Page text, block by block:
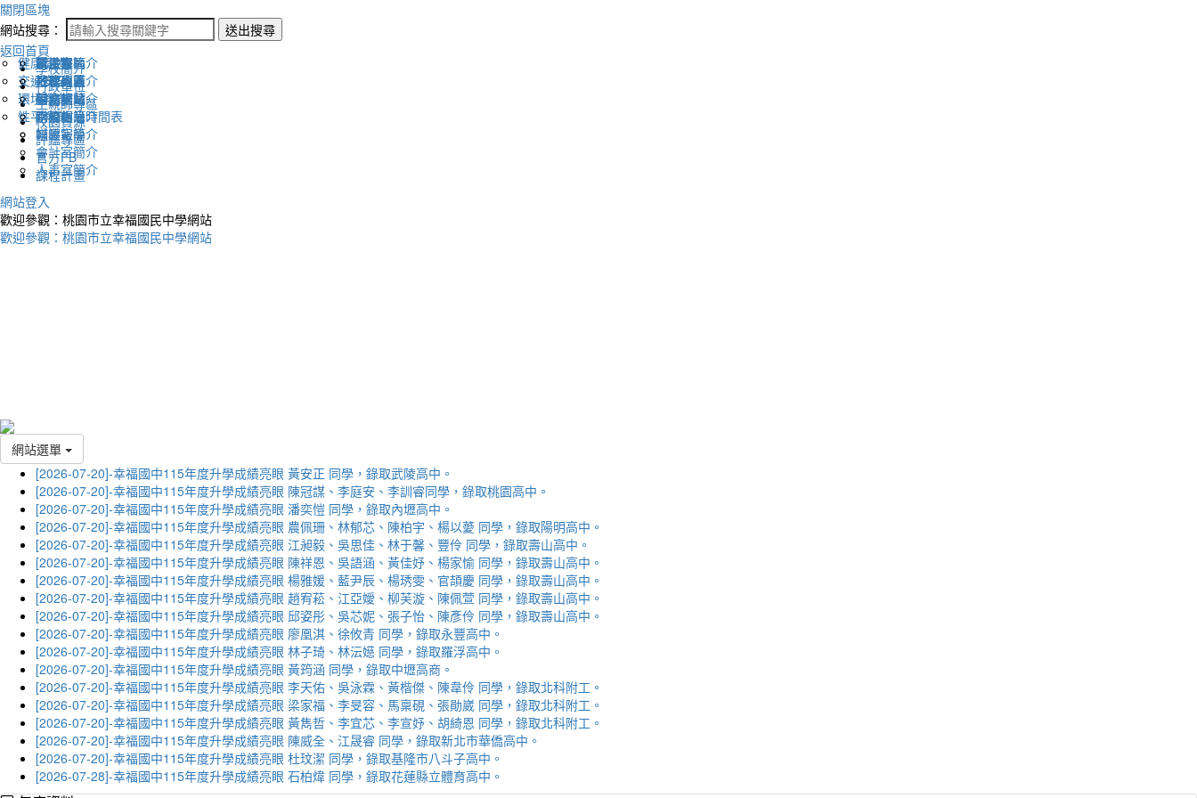
關閉區塊
網站搜尋：
送出搜尋
返回首頁
學校簡介
認識幸福
地理位置
英文網站
幸福相簿
媒體報導
行政單位
校長室簡介
教務處簡介
學務處簡介
總務處簡介
輔導室簡介
會計室簡介
人事室簡介
生親師專區
新生專區
升學專區
圖書館藏
學校作息時間表
校園資源
電子報
下載列表
評鑑專區
健康促進
交通安全
環境教育
性平教育
官方FB
課程計畫
網站登入
歡迎參觀：桃園市立幸福國民中學網站
歡迎參觀：桃園市立幸福國民中學網站
網站選單
[2026-07-20]-幸福國中115年度升學成績亮眼 黃安正 同學，錄取武陵高中。
[2026-07-20]-幸福國中115年度升學成績亮眼 陳冠謀、李庭安、李訓睿同學，錄取桃園高中。
[2026-07-20]-幸福國中115年度升學成績亮眼 潘奕愷 同學，錄取內壢高中。
[2026-07-20]-幸福國中115年度升學成績亮眼 農佩珊、林郁芯、陳柏宇、楊以薆 同學，錄取陽明高中。
[2026-07-20]-幸福國中115年度升學成績亮眼 江昶毅、吳思佳、林于馨、豐伶 同學，錄取壽山高中。
[2026-07-20]-幸福國中115年度升學成績亮眼 陳祥恩、吳語涵、黃佳妤、楊家愉 同學，錄取壽山高中。
[2026-07-20]-幸福國中115年度升學成績亮眼 楊雅媛、藍尹辰、楊琇雯、官頡慶 同學，錄取壽山高中。
[2026-07-20]-幸福國中115年度升學成績亮眼 趙宥菘、江亞嬡、柳芙漩、陳佩萱 同學，錄取壽山高中。
[2026-07-20]-幸福國中115年度升學成績亮眼 邱姿彤、吳芯妮、張子怡、陳彥伶 同學，錄取壽山高中。
[2026-07-20]-幸福國中115年度升學成績亮眼 廖凰淇、徐攸青 同學，錄取永豐高中。
[2026-07-20]-幸福國中115年度升學成績亮眼 林子琦、林沄嬨 同學，錄取羅浮高中。
[2026-07-20]-幸福國中115年度升學成績亮眼 黃筠涵 同學，錄取中壢高商。
[2026-07-20]-幸福國中115年度升學成績亮眼 李天佑、吳泳霖、黃楷傑、陳韋伶 同學，錄取北科附工。
[2026-07-20]-幸福國中115年度升學成績亮眼 梁家福、李旻容、馬稟硯、張勛崴 同學，錄取北科附工。
[2026-07-20]-幸福國中115年度升學成績亮眼 黃雋哲、李宜芯、李宣妤、胡綺恩 同學，錄取北科附工。
[2026-07-20]-幸福國中115年度升學成績亮眼 陳威全、江晟睿 同學，錄取新北市華僑高中。
[2026-07-20]-幸福國中115年度升學成績亮眼 杜玟潔 同學，錄取基隆市八斗子高中。
[2026-07-28]-幸福國中115年度升學成績亮眼 石柏煒 同學，錄取花蓮縣立體育高中。